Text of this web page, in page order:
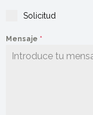
Solicitud
Mensaje *